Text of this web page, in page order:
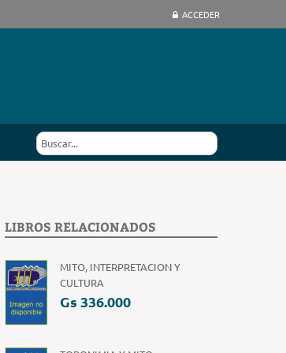
ACCEDER
LIBROS RELACIONADOS
MITO, INTERPRETACION Y
CULTURA
Gs 336.000